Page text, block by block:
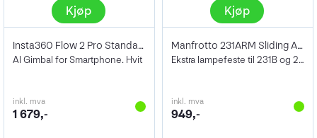
Kjøp
Insta360 Flow 2 Pro Standard Bundle
AI Gimbal for Smartphone. Hvit
inkl. mva
1 679,-
Kjøp
Manfrotto 231ARM Sliding Arm
Ekstra lampefeste til 231B og 231CS
inkl. mva
949,-